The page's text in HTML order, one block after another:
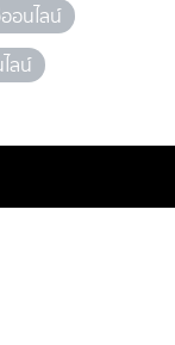
อนไลน์
ลน์